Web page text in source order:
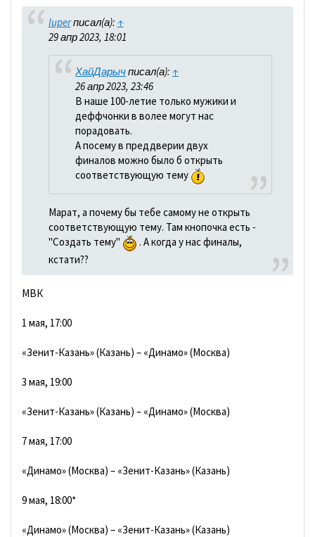
luperписал(а): ↑
29 апр 2023, 18:01
ХайДарычписал(а): ↑
26 апр 2023, 23:46
В наше 100-летие только мужики и
деффчонки в волее могут нас
порадовать.
А посему в преддверии двух
финалов можно было б открыть
соответствующую тему
Марат, а почему бы тебе самому не открыть
соответствующую тему. Там кнопочка есть -
"Создать тему"
. А когда у нас финалы,
кстати??
МВК
1 мая, 17:00
«Зенит-Казань» (Казань) – «Динамо» (Москва)
3 мая, 19:00
«Зенит-Казань» (Казань) – «Динамо» (Москва)
7 мая, 17:00
«Динамо» (Москва) – «Зенит-Казань» (Казань)
9 мая, 18:00*
«Динамо» (Москва) – «Зенит-Казань» (Казань)